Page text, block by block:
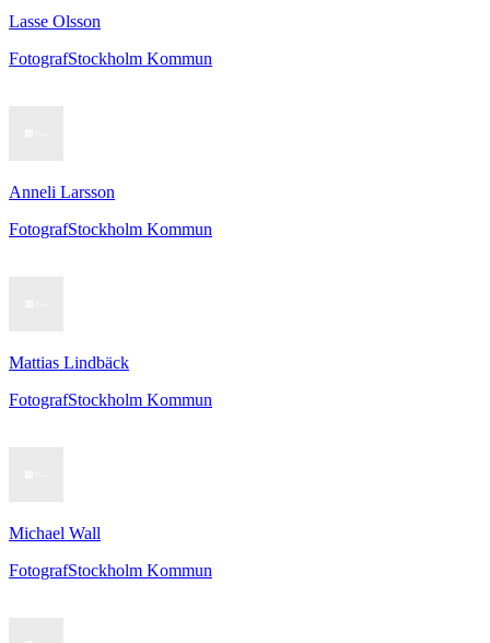
Lasse Olsson
FotografStockholm Kommun
Anneli Larsson
FotografStockholm Kommun
Mattias Lindbäck
FotografStockholm Kommun
Michael Wall
FotografStockholm Kommun